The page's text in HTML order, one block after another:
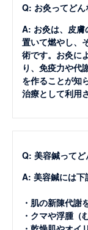
Q: お灸ってどん
A: お灸は、皮膚
置いて燃やし、
術です。お灸に
り、免疫力や代
を作ることが知
治療として利用
Q: 美容鍼ってど
A: 美容鍼には下
・肌の新陳代謝
・クマや浮腫（